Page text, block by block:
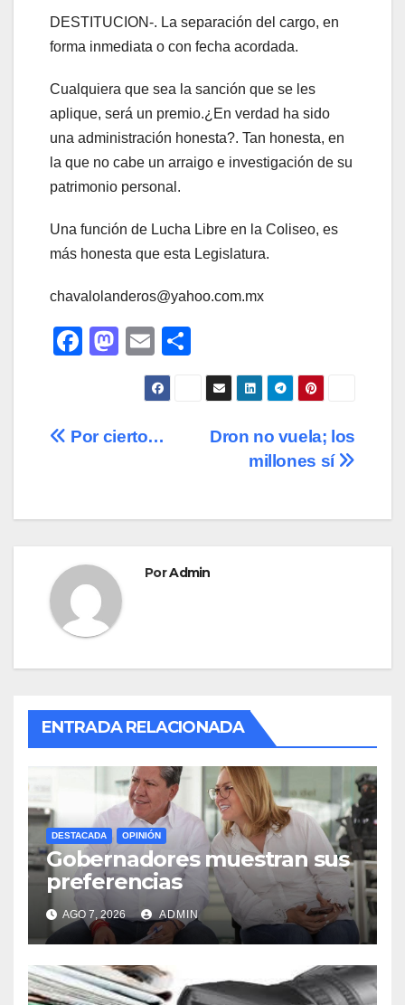
DESTITUCION-. La separación del cargo, en
forma inmediata o con fecha acordada.
Cualquiera que sea la sanción que se les
aplique, será un premio.¿En verdad ha sido
una administración honesta?. Tan honesta, en
la que no cabe un arraigo e investigación de su
patrimonio personal.
Una función de Lucha Libre en la Coliseo, es
más honesta que esta Legislatura.
chavalolanderos@yahoo.com.mx
F
e
o
M
o
n
E
m
ail
o
m
Navegación
entradas
Dron no vuela; los
millones sí
Por cierto…
PorAdmin
ENTRADA RELACIONADA
DESTACADA OPINIÓN
Gobernadores muestran sus
preferencias
AGO 7, 2026 ADMIN